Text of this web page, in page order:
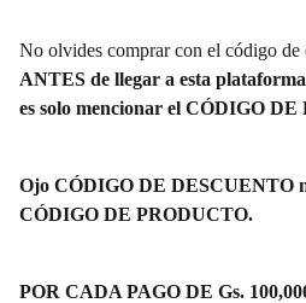
No olvides comprar con el código de
ANTES de llegar a esta
es solo mencionar el CÓDIGO
Ojo CÓDIGO DE DESCUENTO
CÓDIGO DE PRODUCTO.
POR CADA PAGO DE Gs.